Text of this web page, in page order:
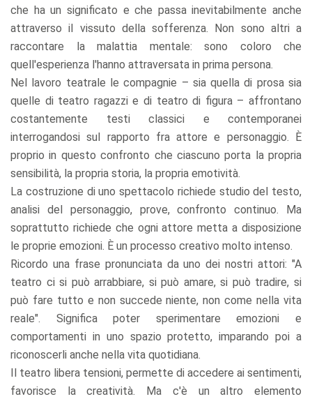
che ha un significato e che passa inevitabilmente anche
attraverso il vissuto della sofferenza. Non sono altri a
raccontare la malattia mentale: sono coloro che
quell'esperienza l'hanno attraversata in prima persona.
Nel lavoro teatrale le compagnie – sia quella di prosa sia
quelle di teatro ragazzi e di teatro di figura – affrontano
costantemente testi classici e contemporanei
interrogandosi sul rapporto fra attore e personaggio. È
proprio in questo confronto che ciascuno porta la propria
sensibilità, la propria storia, la propria emotività.
La costruzione di uno spettacolo richiede studio del testo,
analisi del personaggio, prove, confronto continuo. Ma
soprattutto richiede che ogni attore metta a disposizione
le proprie emozioni. È un processo creativo molto intenso.
Ricordo una frase pronunciata da uno dei nostri attori: "A
teatro ci si può arrabbiare, si può amare, si può tradire, si
può fare tutto e non succede niente, non come nella vita
reale". Significa poter sperimentare emozioni e
comportamenti in uno spazio protetto, imparando poi a
riconoscerli anche nella vita quotidiana.
Il teatro libera tensioni, permette di accedere ai sentimenti,
favorisce la creatività. Ma c'è un altro elemento